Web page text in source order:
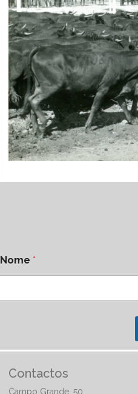
Nome *
Contactos
Campo Grande, 50